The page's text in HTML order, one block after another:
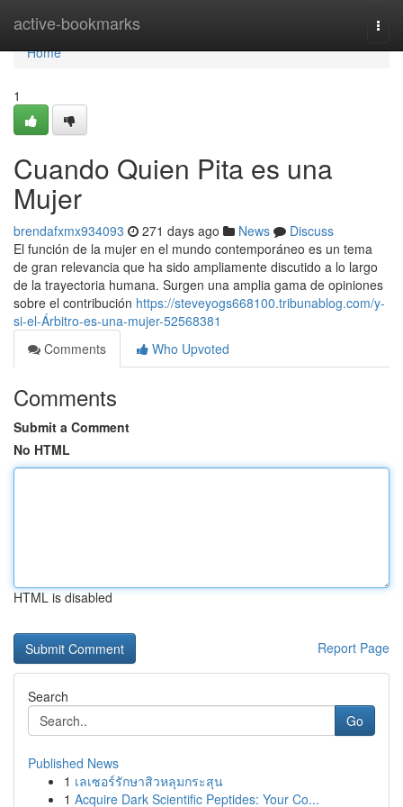
active-bookmarks
Home
Home
1
Cuando Quien Pita es una
Mujer
brendafxmx934093 271 days ago News
Discuss
El función de la mujer en el mundo contemporáneo es un tema
de gran relevancia que ha sido ampliamente discutido a lo largo
de la trayectoria humana. Surgen una amplia gama de opiniones
sobre el contribución https://steveyogs668100.tribunablog.com/y-
si-el-Árbitro-es-una-mujer-52568381
Comments
Who Upvoted
Comments
Submit a Comment
No HTML
HTML is disabled
Report Page
Search
Go
Published News
1 เลเซอร์รักษาสิวหลุมกระสุน
1 Acquire Dark Scientific Peptides: Your Co...